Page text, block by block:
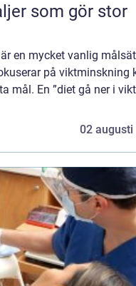
en mycket vanlig
på viktminskning
mål. En ”diet gå ner i
02 augusti